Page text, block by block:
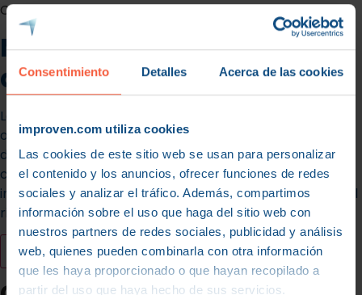
Consentimiento Detalles Acerca de las cookies
improven.com utiliza cookies
Las cookies de este sitio web se usan para personalizar
el contenido y los anuncios, ofrecer funciones de redes
sociales y analizar el tráfico. Además, compartimos
información sobre el uso que haga del sitio web con
nuestros partners de redes sociales, publicidad y análisis
web, quienes pueden combinarla con otra información
que les haya proporcionado o que hayan recopilado a
partir del uso que haya hecho de sus servicios.
Consultora
Metodología: las finanzas
al servicio del negocio
Las finanzas no pueden ir por un lado y el negocio por
otro. Nuestra metodología integra la visión operativa y
de mercado con la realidad económica. Trabajamos
codo con codo con el equipo directivo en Madrid para
implantar una cultura de rigor, anticipación y control del
riesgo.
MEJORA TU RENTABILIDAD AHORA